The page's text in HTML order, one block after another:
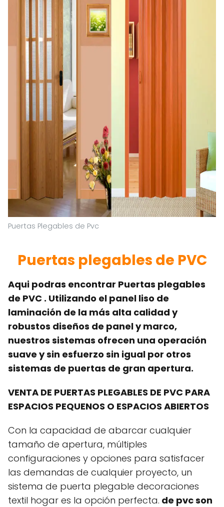
Puertas Plegables de Pvc
Puertas plegables de PVC
Aqui podras encontrar Puertas plegables
de PVC . Utilizando el panel liso de
laminación de la más alta calidad y
robustos diseños de panel y marco,
nuestros sistemas ofrecen una operación
suave y sin esfuerzo sin igual por otros
sistemas de puertas de gran apertura.
VENTA DE PUERTAS PLEGABLES DE PVC PARA
ESPACIOS PEQUENOS O ESPACIOS ABIERTOS
Con la capacidad de abarcar cualquier
tamaño de apertura, múltiples
configuraciones y opciones para satisfacer
las demandas de cualquier proyecto, un
sistema de puerta plegable decoraciones
textil hogar es la opción perfecta. de pvc son